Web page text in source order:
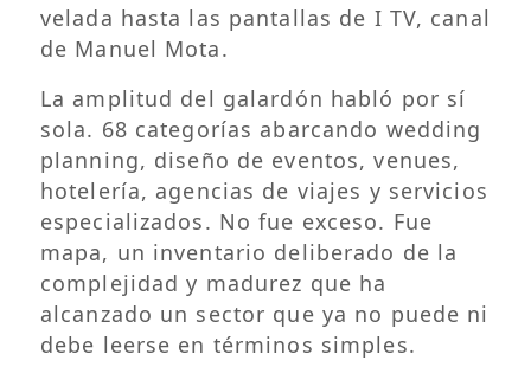
velada hasta las pantallas de I TV, canal
de Manuel Mota.
La amplitud del galardón habló por sí
sola. 68 categorías abarcando wedding
planning, diseño de eventos, venues,
hotelería, agencias de viajes y servicios
especializados. No fue exceso. Fue
mapa, un inventario deliberado de la
complejidad y madurez que ha
alcanzado un sector que ya no puede ni
debe leerse en términos simples.